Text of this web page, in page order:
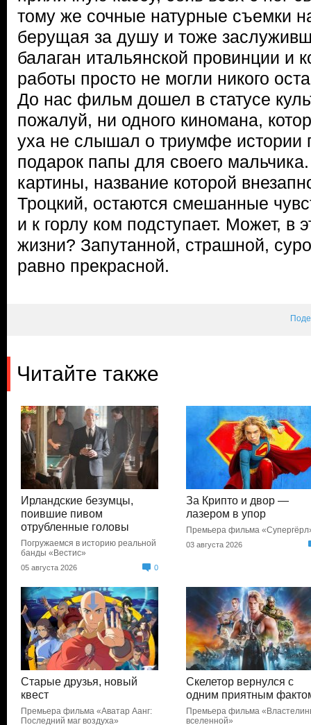
тому же сочные натурные съемки
берущая за душу и тоже
балаган итальянской провинции и
работы просто не могли никого
До нас фильм дошел в статусе
пожалуй, ни одного киномана,
уха не слышал о триумфе
подарок папы для своего
картины, название которой
Троцкий, остаются смешанные
и к горлу ком подступает. Может, в
жизни? Запутанной, страшной,
равно прекрасной.
Читайте также
Ирландские безумцы,
поившие пивом
отрубленные головы
Погружаемся в историю реальной
банды «Вестис»
05 августа 2026 0
За Крипто и двор —
лазером в упор
Премьера фильма
03 августа 2026
Старые друзья, новый
квест
Премьера фильма «Аватар Аанг:
Последний маг воздуха»
Скелетор вернулся с
одним приятным
Премьера фильма
вселенной»